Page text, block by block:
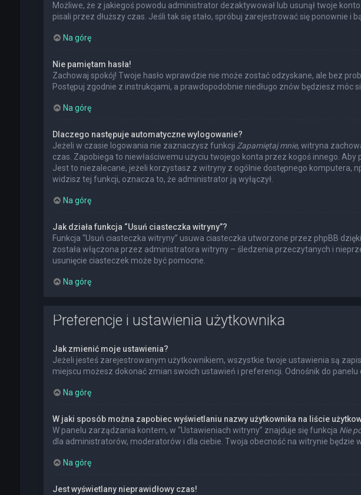
Możliwe, że z jakiegoś powodu administrator dezaktywował lub usunął twoje
pisali przez dłuższy czas. Jeśli tak się stało, spróbuj zarejestrować się ponownie
Na górę
Nie pamiętam hasła!
Zachowaj spokój! Twoje hasło wprawdzie nie może zostać odzyskane, ale bez
Postępuj zgodnie z instrukcjami, a prawdopodobnie niedługo znów będziesz móc
Na górę
Dlaczego następuje automatyczne wylogowanie?
Jeżeli w czasie logowania nie zaznaczysz funkcji Zapamiętaj mnie, witryna
czas. Zapobiega to niewłaściwemu użyciu twojego konta przez kogoś innego.
Jest to niezalecane, jeżeli korzystasz z witryny z ogólnie dostępnego komputera,
widzisz tej funkcji, oznacza to, że administrator ją wyłączył.
Na górę
Jak działa funkcja “Usuń ciasteczka witryny”?
Funkcja “Usuń ciasteczka witryny” usuwa ciasteczka utworzone przez phpBB
została włączona przez administratora witryny – śledzenia przeczytanych i
usunięcie ciasteczek może być pomocne.
Na górę
Preferencje i ustawienia użytkownika
Jak zmienić moje ustawienia?
Jeżeli jesteś zarejestrowanym użytkownikiem, wszystkie twoje ustawienia są
miejscu możesz dokonać zmian swoich ustawień i preferencji. Odnośnik do
Na górę
W jaki sposób można zapobiec wyświetlaniu nazwy użytkownika na liście
W panelu zarządzania kontem, w “Ustawieniach witryny” znajduje się funkcja Nie
dla administratorów, moderatorów i dla ciebie. Twoja obecność na witrynie będzie
Na górę
Jest wyświetlany nieprawidłowy czas!